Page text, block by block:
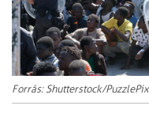
Forrás: Shutterstock/PuzzlePix